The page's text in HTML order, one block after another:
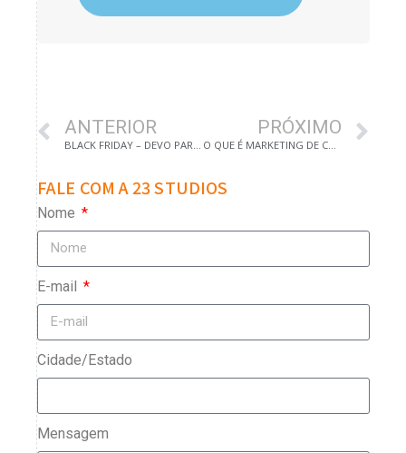
ANTERIOR PRÓXIMO
FALE COM A 23 STUDIOS
Nome
E-mail
Cidade/Estado
Mensagem